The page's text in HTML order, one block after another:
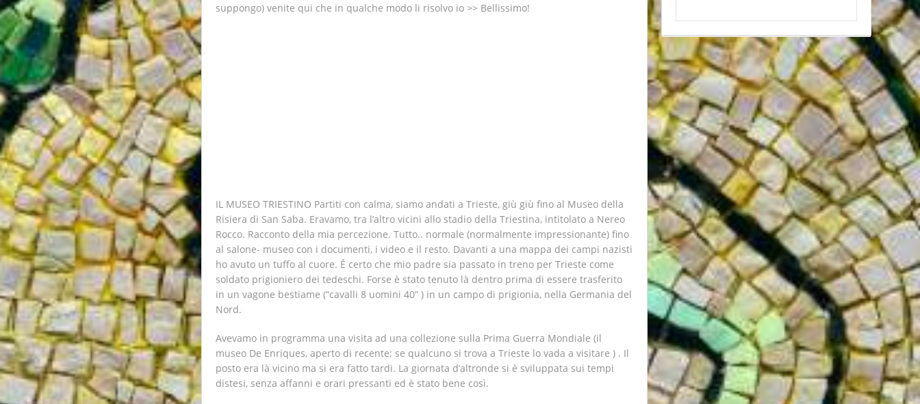
suppongo) venite qui che in qualche modo li risolvo io >> Bellissimo!
IL MUSEO TRIESTINO Partiti con calma, siamo andati a Trieste, giù giù fino al Museo della
Risiera di San Saba. Eravamo, tra l’altro vicini allo stadio della Triestina, intitolato a Nereo
Rocco. Racconto della mia percezione. Tutto.. normale (normalmente impressionante) fino
al salone- museo con i documenti, i video e il resto. Davanti a una mappa dei campi nazisti
ho avuto un tuffo al cuore. Ě certo che mio padre sia passato in treno per Trieste come
soldato prigioniero dei tedeschi. Forse è stato tenuto là dentro prima di essere trasferito
in un vagone bestiame (“cavalli 8 uomini 40” ) in un campo di prigionia, nella Germania del
Nord.
Avevamo in programma una visita ad una collezione sulla Prima Guerra Mondiale (il
museo De Enriques, aperto di recente; se qualcuno si trova a Trieste lo vada a visitare ) . Il
posto era là vicino ma si era fatto tardi. La giornata d’altronde si è sviluppata sui tempi
distesi, senza affanni e orari pressanti ed è stato bene così.